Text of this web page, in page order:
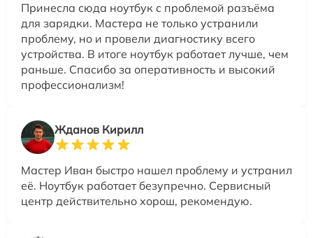
Принесла сюда ноутбук с проблемой разъёма
для зарядки. Мастера не только устранили
проблему, но и провели диагностику всего
устройства. В итоге ноутбук работает лучше, чем
раньше. Спасибо за оперативность и высокий
профессионализм!
Жданов Кирилл
Мастер Иван быстро нашел проблему и устранил
её. Ноутбук работает безупречно. Сервисный
центр действительно хорош, рекомендую.